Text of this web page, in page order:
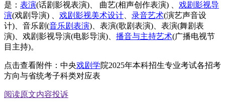
是： 表演(话剧影视表演)、 曲艺(相声创作表演) 、 戏剧影视导
演(戏剧导演) 、 戏剧影视美术设计 录音艺术(演艺声音设
计)、音乐剧(音乐剧表演)、表演(歌剧表演)、表演(舞剧表
演)、戏剧影视导演(电影导演)、 播音与主持艺术(广播电视节
目主持)。
点击查看附件：中央戏剧学院2025年本科招生专业考试各招考
方向与省统考子科类对应表
阅读原文内容投诉